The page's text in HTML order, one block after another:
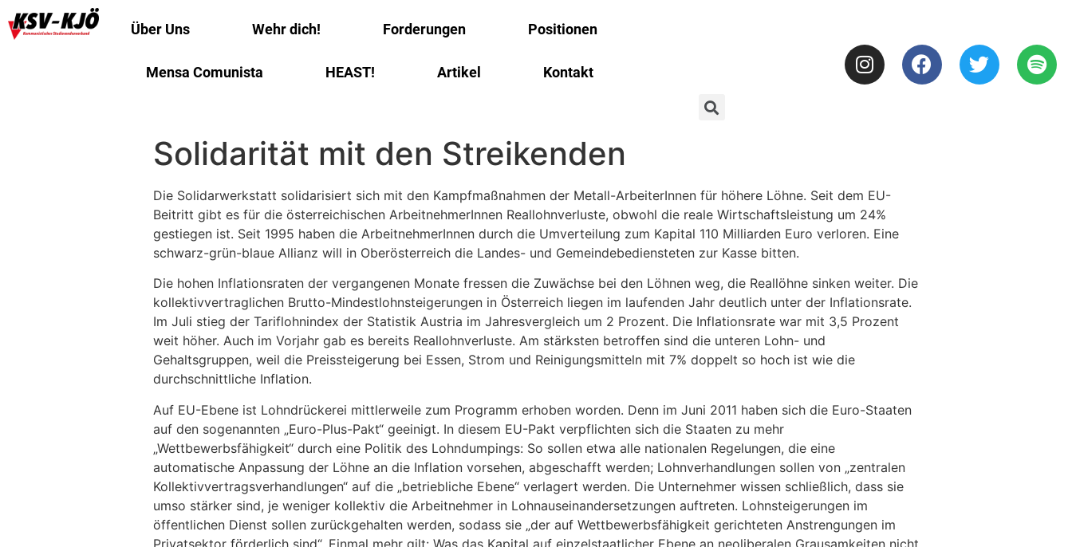
Über Uns Wehr dich! Forderungen Positionen
Mensa Comunista HEAST! Artikel Kontakt
Solidarität mit den Streikenden
Die Solidarwerkstatt solidarisiert sich mit den Kampfmaßnahmen der Metall-ArbeiterInnen für höhere Löhne. Seit dem EU-
Beitritt gibt es für die österreichischen ArbeitnehmerInnen Reallohnverluste, obwohl die reale Wirtschaftsleistung um 24%
gestiegen ist. Seit 1995 haben die ArbeitnehmerInnen durch die Umverteilung zum Kapital 110 Milliarden Euro verloren. Eine
schwarz-grün-blaue Allianz will in Oberösterreich die Landes- und Gemeindebediensteten zur Kasse bitten.
Die hohen Inflationsraten der vergangenen Monate fressen die Zuwächse bei den Löhnen weg, die Reallöhne sinken weiter. Die
kollektivvertraglichen Brutto-Mindestlohnsteigerungen in Österreich liegen im laufenden Jahr deutlich unter der Inflationsrate.
Im Juli stieg der Tariflohnindex der Statistik Austria im Jahresvergleich um 2 Prozent. Die Inflationsrate war mit 3,5 Prozent
weit höher. Auch im Vorjahr gab es bereits Reallohnverluste. Am stärksten betroffen sind die unteren Lohn- und
Gehaltsgruppen, weil die Preissteigerung bei Essen, Strom und Reinigungsmitteln mit 7% doppelt so hoch ist wie die
durchschnittliche Inflation.
Auf EU-Ebene ist Lohndrückerei mittlerweile zum Programm erhoben worden. Denn im Juni 2011 haben sich die Euro-Staaten
auf den sogenannten „Euro-Plus-Pakt“ geeinigt. In diesem EU-Pakt verpflichten sich die Staaten zu mehr
„Wettbewerbsfähigkeit“ durch eine Politik des Lohndumpings: So sollen etwa alle nationalen Regelungen, die eine
automatische Anpassung der Löhne an die Inflation vorsehen, abgeschafft werden; Lohnverhandlungen sollen von „zentralen
Kollektivvertragsverhandlungen“ auf die „betriebliche Ebene“ verlagert werden. Die Unternehmer wissen schließlich, dass sie
umso stärker sind, je weniger kollektiv die Arbeitnehmer in Lohnauseinandersetzungen auftreten. Lohnsteigerungen im
öffentlichen Dienst sollen zurückgehalten werden, sodass sie „der auf Wettbewerbsfähigkeit gerichteten Anstrengungen im
Privatsektor förderlich sind“. Einmal mehr gilt: Was das Kapital auf einzelstaatlicher Ebene an neoliberalen Grausamkeiten nicht